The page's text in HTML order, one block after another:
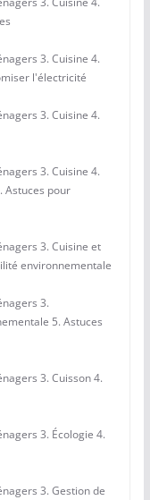
3. Cuisine 4.
l'électricité
3. Cuisine 4.
3. Cuisine 4.
Astuces pour
3. Cuisine et
environnementale
3.
5. Astuces
3. Cuisson 4.
3. Écologie 4.
3. Gestion de